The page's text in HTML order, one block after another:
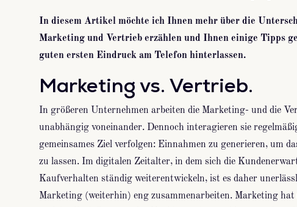
In diesem Artikel möchte ich Ihnen mehr über die
Marketing und Vertrieb erzählen und Ihnen einige Tipps
guten ersten Eindruck am Telefon hinterlassen.
Marketing vs. Vertrieb.
In größeren Unternehmen arbeiten die Marketing- und die
unabhängig voneinander. Dennoch interagieren sie
gemeinsames Ziel verfolgen: Einnahmen zu generieren, um
zu lassen. Im digitalen Zeitalter, in dem sich die
Kaufverhalten ständig weiterentwickeln, ist es daher
Marketing (weiterhin) eng zusammenarbeiten. Marketing